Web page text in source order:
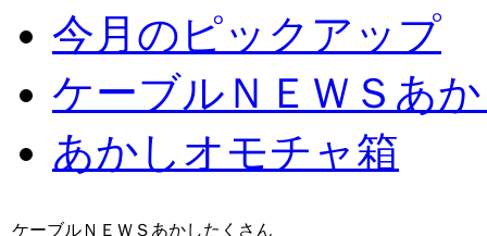
今月のピックアップ
ケーブルＮＥＷＳあ
あかしオモチャ箱
ケーブルＮＥＷＳあかしたくさん